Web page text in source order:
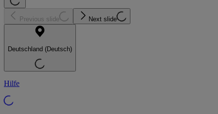
Previous slide Next slide
Deutschland (Deutsch)
Hilfe